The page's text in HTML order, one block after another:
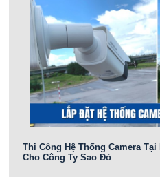
Thi Công Hệ Thống Camera
Cho Công Ty Sao Đỏ